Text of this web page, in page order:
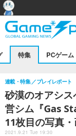
特集 PCゲーム
砂漠のオアシ
営シム『Gas
11枚目の写真
連載・特集 プレイレポート
2021.9.21 Tue 19:30